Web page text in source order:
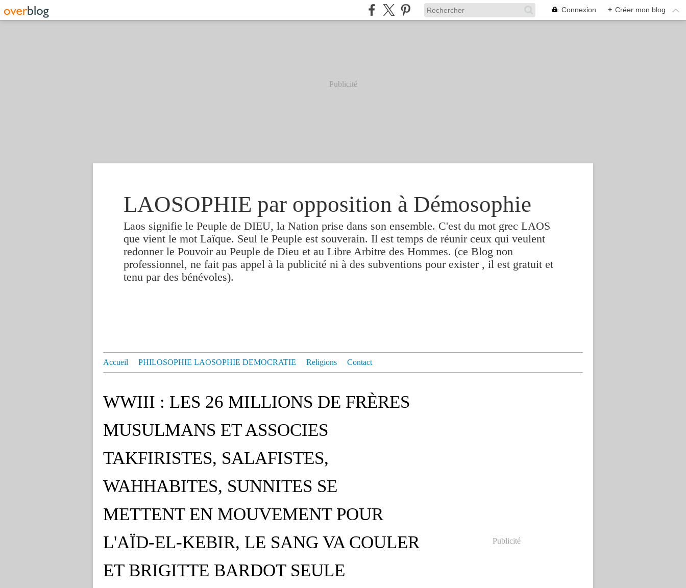
Connexion + Créer mon blog
Publicité
LAOSOPHIE par opposition à Démosophie
Laos signifie le Peuple de DIEU, la Nation prise dans son ensemble. C'est du mot grec LAOS
que vient le mot Laïque. Seul le Peuple est souverain. Il est temps de réunir ceux qui veulent
redonner le Pouvoir au Peuple de Dieu et au Libre Arbitre des Hommes. (ce Blog non
professionnel, ne fait pas appel à la publicité ni à des subventions pour exister , il est gratuit et
tenu par des bénévoles).
Accueil PHILOSOPHIE LAOSOPHIE DEMOCRATIE Religions Contact
WWIII : LES 26 MILLIONS DE FRÈRES
MUSULMANS ET ASSOCIES
TAKFIRISTES, SALAFISTES,
WAHHABITES, SUNNITES SE
METTENT EN MOUVEMENT POUR
L'AÏD-EL-KEBIR, LE SANG VA COULER
ET BRIGITTE BARDOT SEULE
Publicité